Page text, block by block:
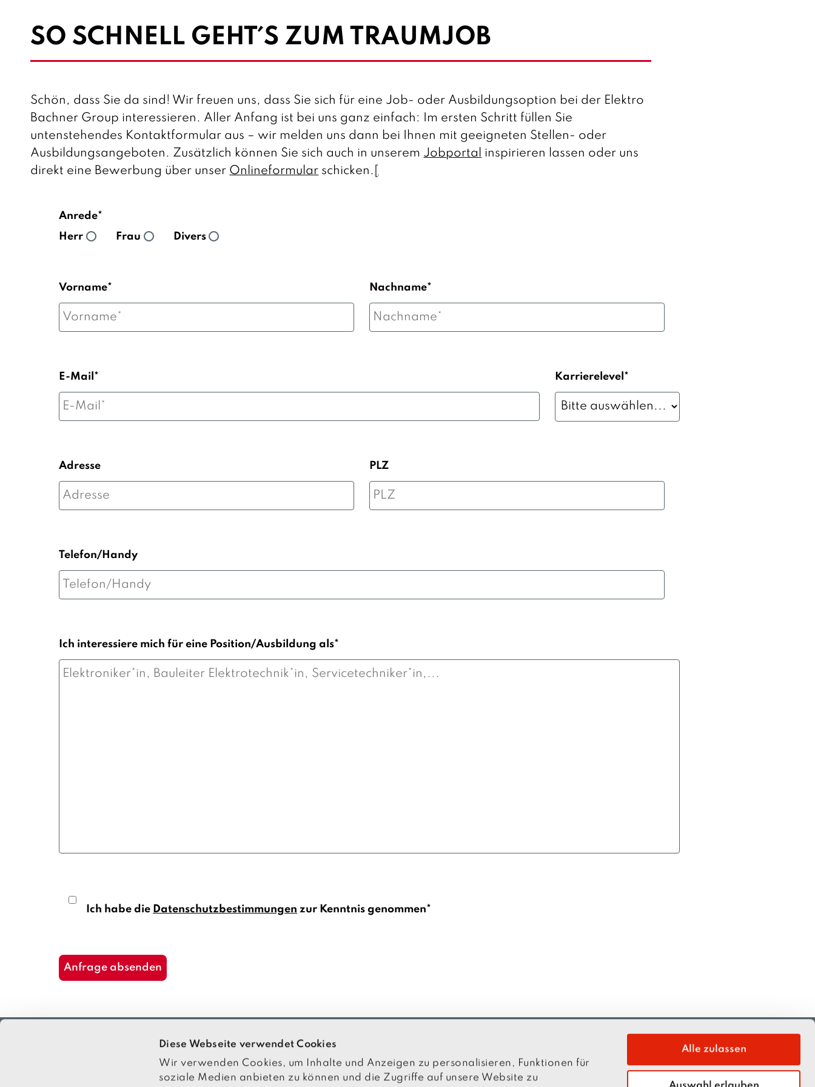
Diese Webseite verwendet Cookies
Wir verwenden Cookies, um Inhalte und Anzeigen zu personalisieren, Funktionen für
soziale Medien anbieten zu können und die Zugriffe auf unsere Website zu
Alle zulassen
SO SCHNELL GEHT´S ZUM TRAUMJOB
Schön, dass Sie da sind! Wir freuen uns, dass Sie sich für eine Job- oder Ausbildungsoption bei der Elektro
Bachner Group interessieren. Aller Anfang ist bei uns ganz einfach: Im ersten Schritt füllen Sie
untenstehendes Kontaktformular aus – wir melden uns dann bei Ihnen mit geeigneten Stellen- oder
Ausbildungsangeboten. Zusätzlich können Sie sich auch in unserem Jobportal inspirieren lassen oder uns
direkt eine Bewerbung über unser Onlineformula r schicken.
Anrede*
Herr
Frau Divers
Vorname* Nachname*
E-Mail* Karrierelevel*
Adresse PLZ
Telefon/Handy
Ich interessiere mich für eine Position/Ausbildung als*
Ich habe die Datenschutzbestimmungen zur Kenntnis genommen*
Referenzen